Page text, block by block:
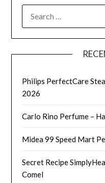
FOR:
Philips PerfectCare
2026
Carlo Rino Perfume –
Midea 99 Speed Mart
Secret Recipe
Comel